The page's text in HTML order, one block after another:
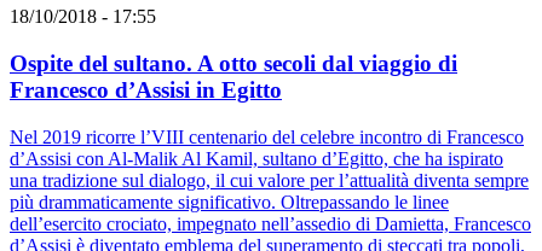
18/10/2018 - 17:55
Ospite del sultano. A otto secoli dal viaggio di
Francesco d’Assisi in Egitto
Nel 2019 ricorre l’VIII centenario del celebre incontro di Francesco
d’Assisi con Al-Malik Al Kamil, sultano d’Egitto, che ha ispirato
una tradizione sul dialogo, il cui valore per l’attualità diventa sempre
più drammaticamente significativo. Oltrepassando le linee
dell’esercito crociato, impegnato nell’assedio di Damietta, Francesco
d’Assisi è diventato emblema del superamento di steccati tra popoli,